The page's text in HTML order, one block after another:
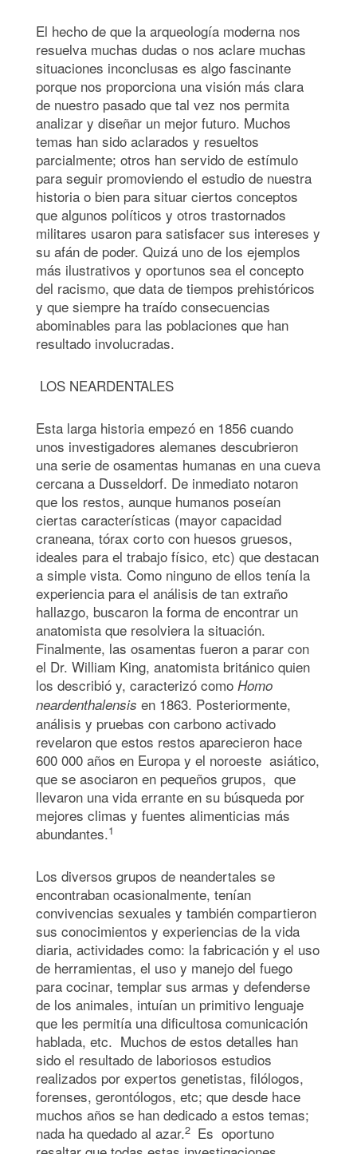
El hecho de que la arqueología moderna nos
resuelva muchas dudas o nos aclare muchas
situaciones inconclusas es algo fascinante
porque nos proporciona una visión más clara
de nuestro pasado que tal vez nos permita
analizar y diseñar un mejor futuro. Muchos
temas han sido aclarados y resueltos
parcialmente; otros han servido de estímulo
para seguir promoviendo el estudio de nuestra
historia o bien para situar ciertos conceptos
que algunos políticos y otros trastornados
militares usaron para satisfacer sus intereses y
su afán de poder. Quizá uno de los ejemplos
más ilustrativos y oportunos sea el concepto
del racismo, que data de tiempos prehistóricos
y que siempre ha traído consecuencias
abominables para las poblaciones que han
resultado involucradas.
LOS NEARDENTALES
Esta larga historia empezó en 1856 cuando
unos investigadores alemanes descubrieron
una serie de osamentas humanas en una cueva
cercana a Dusseldorf. De inmediato notaron
que los restos, aunque humanos poseían
ciertas características (mayor capacidad
craneana, tórax corto con huesos gruesos,
ideales para el trabajo físico, etc) que destacan
a simple vista. Como ninguno de ellos tenía la
experiencia para el análisis de tan extraño
hallazgo, buscaron la forma de encontrar un
anatomista que resolviera la situación.
Finalmente, las osamentas fueron a parar con
el Dr. William King, anatomista británico quien
los describió y, caracterizó como Homo
neardenthalensis en 1863. Posteriormente,
análisis y pruebas con carbono activado
revelaron que estos restos aparecieron hace
600 000 años en Europa y el noroeste asiático,
que se asociaron en pequeños grupos, que
llevaron una vida errante en su búsqueda por
mejores climas y fuentes alimenticias más
abundantes.1
Los diversos grupos de neandertales se
encontraban ocasionalmente, tenían
convivencias sexuales y también compartieron
sus conocimientos y experiencias de la vida
diaria, actividades como: la fabricación y el uso
de herramientas, el uso y manejo del fuego
para cocinar, templar sus armas y defenderse
de los animales, intuían un primitivo lenguaje
que les permitía una dificultosa comunicación
hablada, etc. Muchos de estos detalles han
sido el resultado de laboriosos estudios
realizados por expertos genetistas, filólogos,
forenses, gerontólogos, etc; que desde hace
muchos años se han dedicado a estos temas;
nada ha quedado al azar.2 Es oportuno